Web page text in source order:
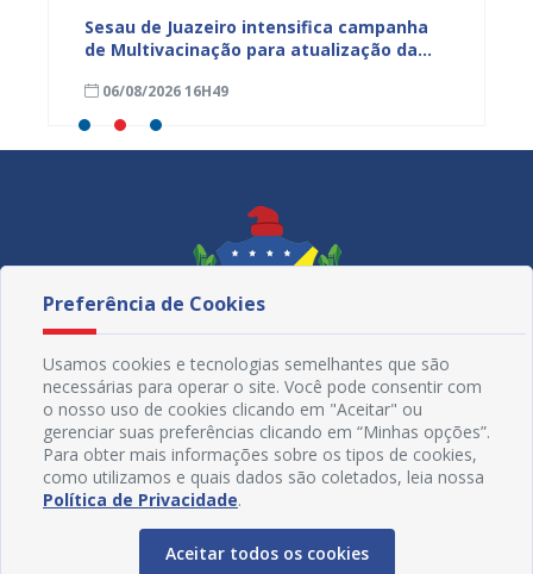
Sesau de Juazeiro intensifica campanha
de Multivacinação para atualização da
06/08/2026 16H49
Redes Sociais
Preferência de Cookies
Usamos cookies e tecnologias semelhantes que são
necessárias para operar o site. Você pode consentir com
o nosso uso de cookies clicando em "Aceitar" ou
gerenciar suas preferências clicando em “Minhas opções”.
Para obter mais informações sobre os tipos de cookies,
como utilizamos e quais dados são coletados, leia nossa
Política de Privacidade.
Aceitar todos os cookies